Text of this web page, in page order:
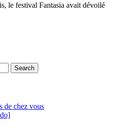
le festival Fantasia avait dévoilé
Search
de chez vous